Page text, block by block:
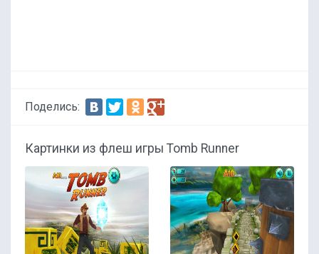
Поделись:
Картинки из флеш игры Tomb Runner